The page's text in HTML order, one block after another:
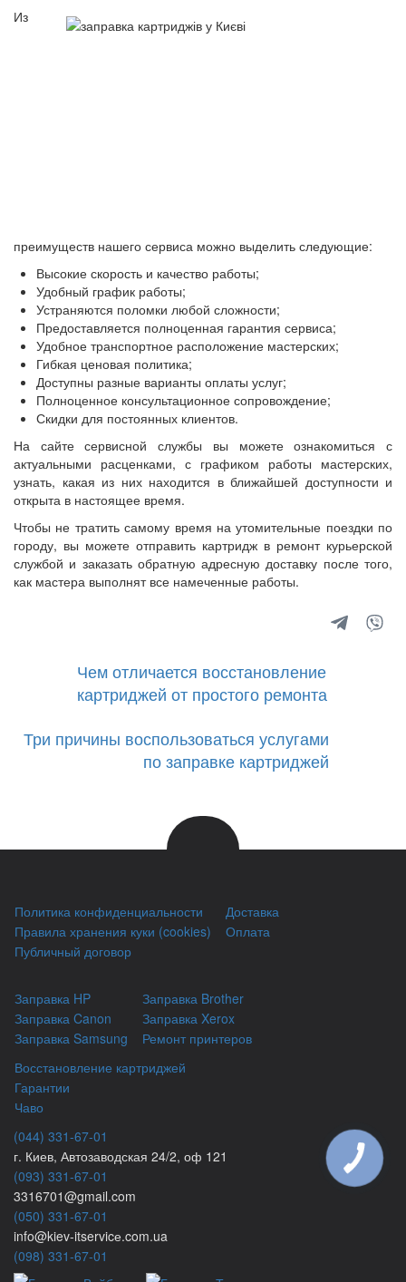
Из
преимуществ нашего сервиса можно выделить следующие:
Высокие скорость и качество работы;
Удобный график работы;
Устраняются поломки любой сложности;
Предоставляется полноценная гарантия сервиса;
Удобное транспортное расположение мастерских;
Гибкая ценовая политика;
Доступны разные варианты оплаты услуг;
Полноценное консультационное сопровождение;
Скидки для постоянных клиентов.
На сайте сервисной службы вы можете ознакомиться с
актуальными расценками, с графиком работы мастерских,
узнать, какая из них находится в ближайшей доступности и
открыта в настоящее время.
Чтобы не тратить самому время на утомительные поездки по
городу, вы можете отправить картридж в ремонт курьерской
службой и заказать обратную адресную доставку после того,
как мастера выполнят все намеченные работы.
Чем отличается восстановление
картриджей от простого ремонта
Три причины воспользоваться услугами
по заправке картриджей
Политика конфиденциальности
Правила хранения куки (cookies)
Публичный договор
Доставка
Оплата
Заправка HP
Заправка Canon
Заправка Samsung
Заправка Brother
Заправка Xerox
Ремонт принтеров
Восстановление картриджей
Гарантии
Чаво
(044) 331-67-01
г. Киев, Автозаводская 24/2, оф 121
(093) 331-67-01
3316701@gmail.com
(050) 331-67-01
info@kiev-itservicе.com.ua
(098) 331-67-01